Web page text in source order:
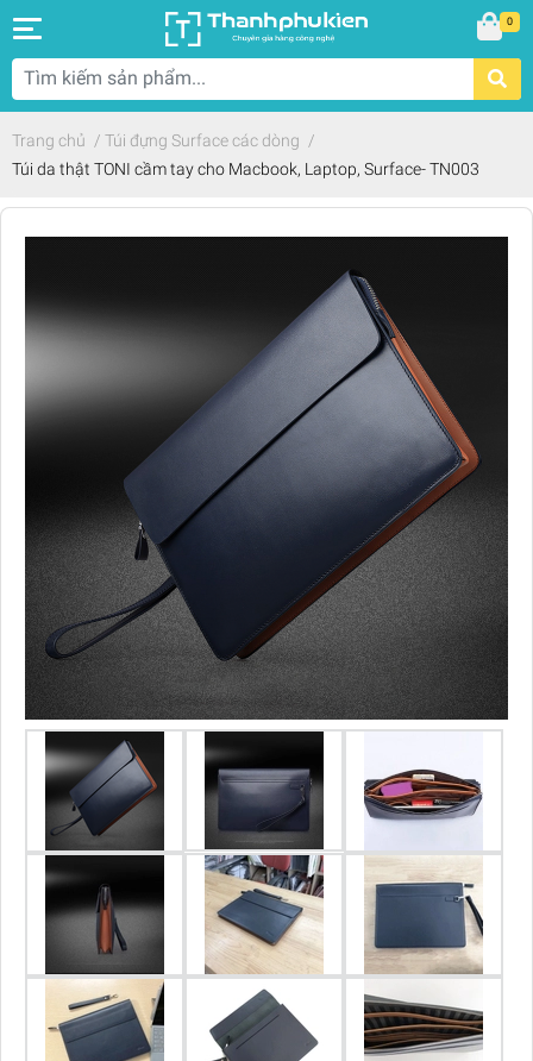
0
Trang chủ / Túi đựng Surface các dòng /
Túi da thật TONI cầm tay cho Macbook, Laptop, Surface- TN003